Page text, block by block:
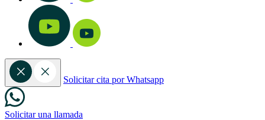
Solicitar cita por Whatsapp
Solicitar una llamada